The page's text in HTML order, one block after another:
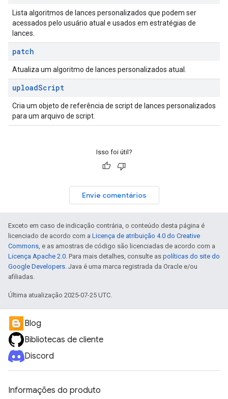
Lista algoritmos de lances personalizados que podem ser
acessados pelo usuário atual e usados em estratégias de
lances.
patch
Atualiza um algoritmo de lances personalizados atual.
uploadScript
Cria um objeto de referência de script de lances personalizados
para um arquivo de script.
Isso foi útil?
Envie comentários
Exceto em caso de indicação contrária, o conteúdo desta página é
licenciado de acordo com a Licença de atribuição 4.0 do Creative
Commons, e as amostras de código são licenciadas de acordo com a
Licença Apache 2.0. Para mais detalhes, consulte as políticas do site do
Google Developers. Java é uma marca registrada da Oracle e/ou
afiliadas.
Última atualização 2025-07-25 UTC.
Blog
Bibliotecas de cliente
Discord
Informações do produto